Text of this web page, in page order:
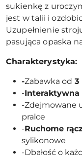
sukienkę z
jest w talii i
Uzupełnienie
pasująca opaska
Charakterystyka:
-Zabawka od 3
-Interaktywna
-Zdejmowane
pralce
-Ruchome
sylikonowe
-Dbałość o